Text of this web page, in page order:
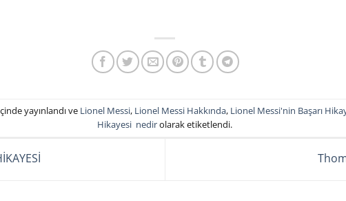
yayınlandı ve Lionel Messi, Lionel Messi Hakkında, Lionel Messi'nin Başarı
Hikayesi nedirolarak etiketlendi.